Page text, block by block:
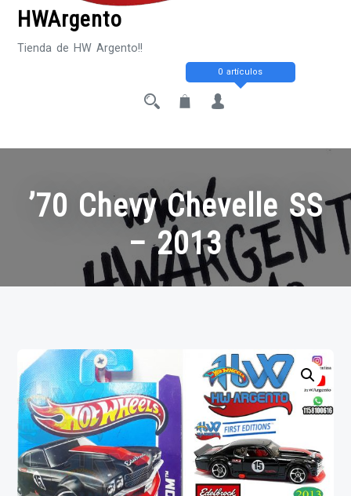
HWArgento
Tienda de HW Argento!!
0 artículos
’70 Chevy Chevelle SS
– 2013